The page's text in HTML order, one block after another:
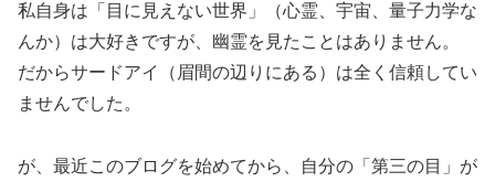
私自身は「目に見えない世界」（心霊、宇宙、量子力学な
んか）は大好きですが、幽霊を見たことはありません。
だからサードアイ（眉間の辺りにある）は全く信頼してい
ませんでした。
が、最近このブログを始めてから、自分の「第三の目」が